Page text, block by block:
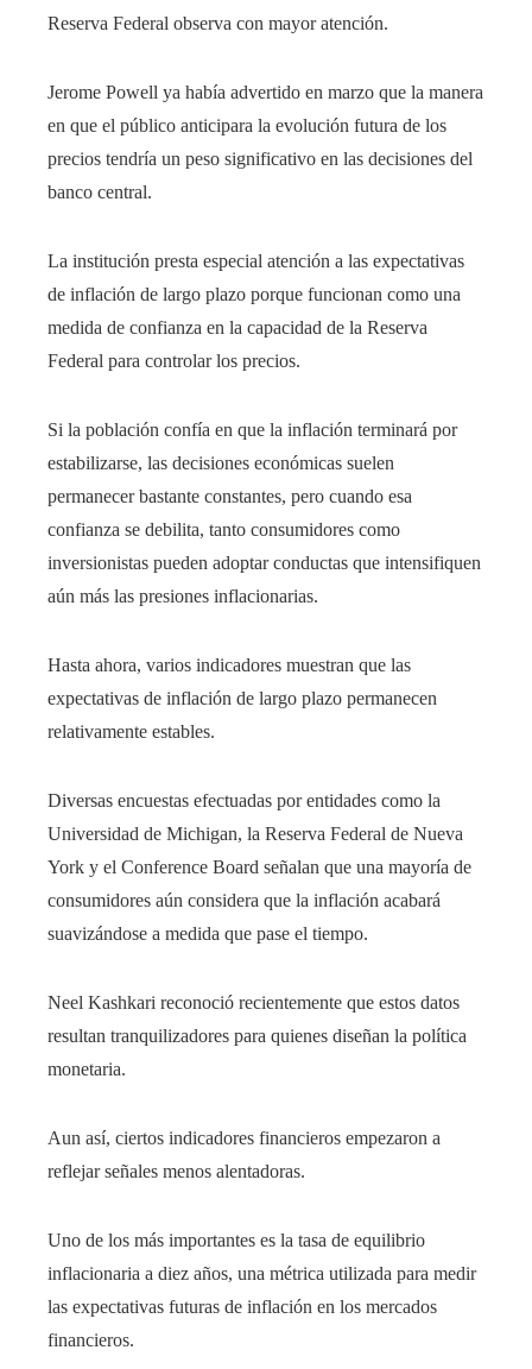
Reserva Federal observa con mayor atención.
Jerome Powell ya había advertido en marzo que la manera
en que el público anticipara la evolución futura de los
precios tendría un peso significativo en las decisiones del
banco central.
La institución presta especial atención a las expectativas
de inflación de largo plazo porque funcionan como una
medida de confianza en la capacidad de la Reserva
Federal para controlar los precios.
Si la población confía en que la inflación terminará por
estabilizarse, las decisiones económicas suelen
permanecer bastante constantes, pero cuando esa
confianza se debilita, tanto consumidores como
inversionistas pueden adoptar conductas que intensifiquen
aún más las presiones inflacionarias.
Hasta ahora, varios indicadores muestran que las
expectativas de inflación de largo plazo permanecen
relativamente estables.
Diversas encuestas efectuadas por entidades como la
Universidad de Michigan, la Reserva Federal de Nueva
York y el Conference Board señalan que una mayoría de
consumidores aún considera que la inflación acabará
suavizándose a medida que pase el tiempo.
Neel Kashkari reconoció recientemente que estos datos
resultan tranquilizadores para quienes diseñan la política
monetaria.
Aun así, ciertos indicadores financieros empezaron a
reflejar señales menos alentadoras.
Uno de los más importantes es la tasa de equilibrio
inflacionaria a diez años, una métrica utilizada para medir
las expectativas futuras de inflación en los mercados
financieros.